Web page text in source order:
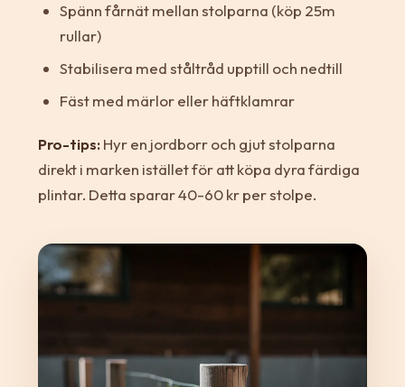
Spänn fårnät mellan stolparna (köp 25m
rullar)
Stabilisera med ståltråd upptill och nedtill
Fäst med märlor eller häftklamrar
Pro-tips:Hyr en jordborr och gjut stolparna
direkt i marken istället för att köpa dyra färdiga
plintar. Detta sparar 40-60 kr per stolpe.